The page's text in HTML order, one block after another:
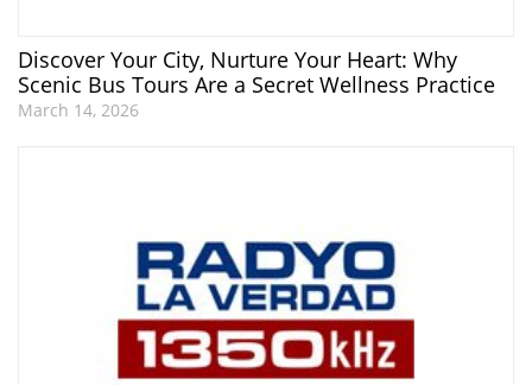
Discover Your City, Nurture Your Heart: Why
Scenic Bus Tours Are a Secret Wellness Practice
March 14, 2026